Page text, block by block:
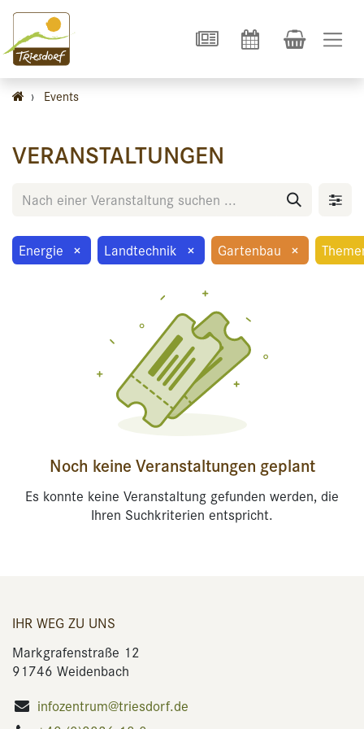
› Events
VERANSTALTUNGEN
Energie × Landtechnik × Gartenbau ×
Noch keine Veranstaltungen geplant
Es konnte keine Veranstaltung gefunden werden, die
Ihren Suchkriterien entspricht.
IHR WEG ZU UNS
Markgrafenstraße 12
91746 Weidenbach
infozentrum@triesdorf.de